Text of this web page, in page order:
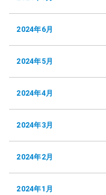
2024年6月
2024年5月
2024年4月
2024年3月
2024年2月
2024年1月